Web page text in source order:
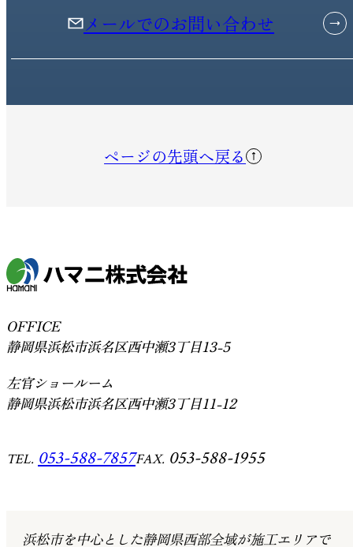
メールでのお問い合わせ
ページの先頭へ戻る
OFFICE
静岡県浜松市浜名区西中瀬3丁目13-5
左官ショールーム
静岡県浜松市浜名区西中瀬3丁目11-12
TEL. 053-588-7857FAX. 053-588-1955
浜松市を中心とした静岡県西部全域が施工エリアで